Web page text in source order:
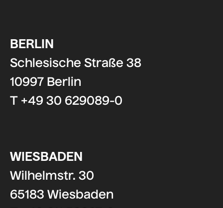
BERLIN
Schlesische Straße 38
10997 Berlin
T +49 30 629089-0
WIESBADEN
Wilhelmstr. 30
65183 Wiesbaden